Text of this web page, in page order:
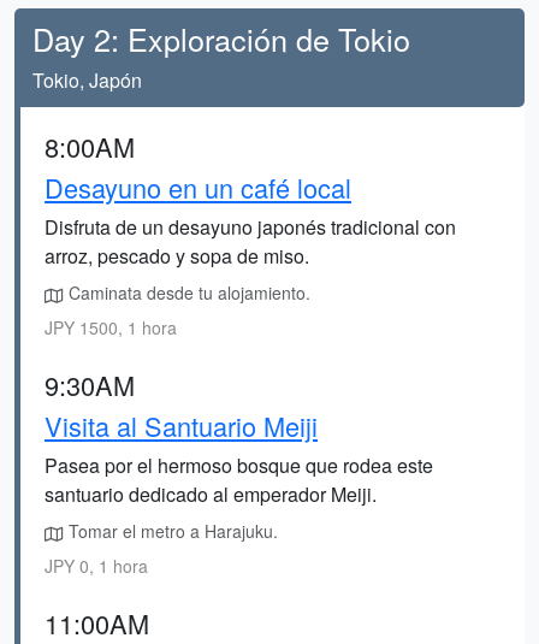
Day 2: Exploración de Tokio
Tokio, Japón
8:00AM
Desayuno en un café local
Disfruta de un desayuno japonés tradicional con
arroz, pescado y sopa de miso.
Caminata desde tu alojamiento.
JPY 1500, 1 hora
9:30AM
Visita al Santuario Meiji
Pasea por el hermoso bosque que rodea este
santuario dedicado al emperador Meiji.
Tomar el metro a Harajuku.
JPY 0, 1 hora
11:00AM